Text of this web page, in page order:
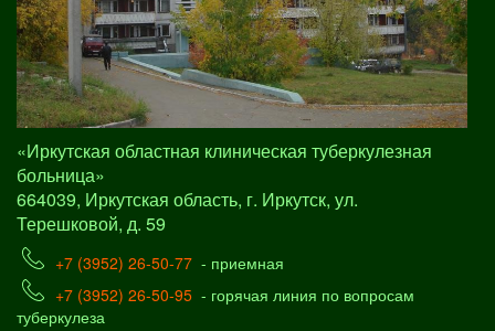
«Иркутская областная клиническая туберкулезная
больница»
664039, Иркутская область, г. Иркутск, ул.
Терешковой, д. 59
+7 (3952) 26-50-77 - приемная
+7 (3952) 26-50-95 - горячая линия по вопросам
туберкулеза